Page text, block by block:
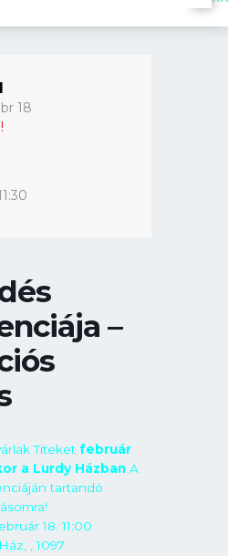
18
–
Titeket február
a Lurdy Házban A
tartandó
18. 11:00
, 1097